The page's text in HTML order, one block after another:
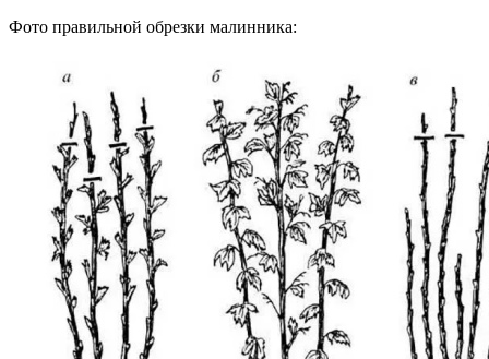
Фото правильной обрезки малинника: